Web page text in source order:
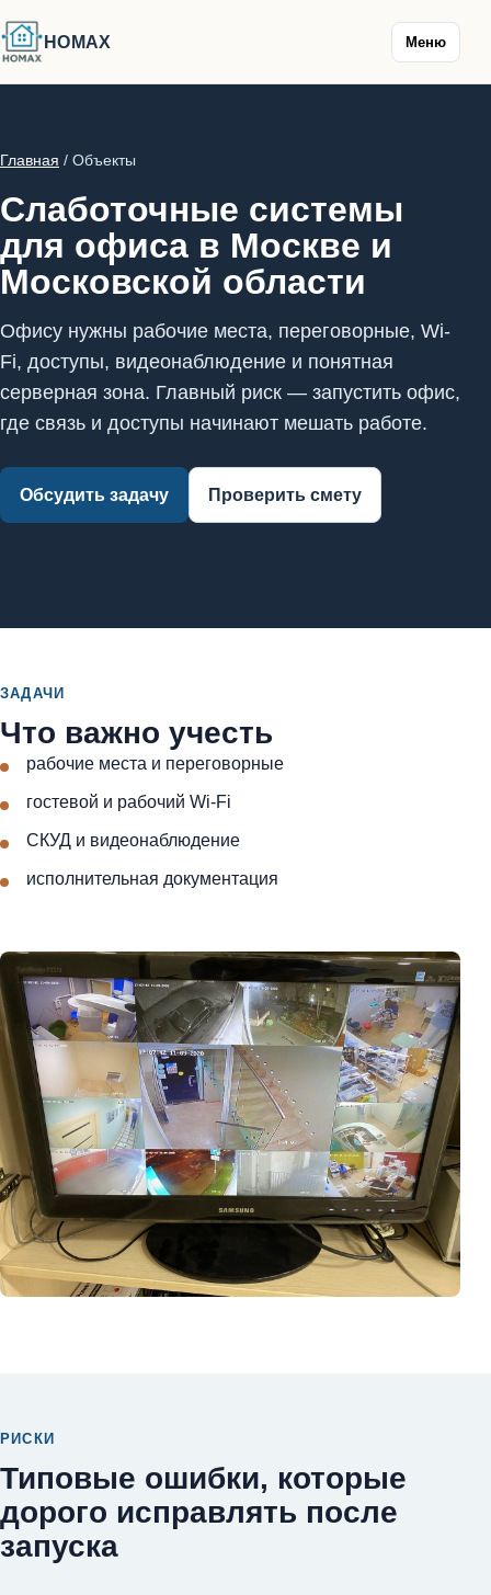
HOMAX Меню
Главная / Объекты
Слаботочные системы
для офиса в Москве и
Московской области
Офису нужны рабочие места, переговорные, Wi-
Fi, доступы, видеонаблюдение и понятная
серверная зона. Главный риск — запустить офис,
где связь и доступы начинают мешать работе.
Обсудить задачу Проверить смету
ЗАДАЧИ
Что важно учесть
рабочие места и переговорные
гостевой и рабочий Wi-Fi
СКУД и видеонаблюдение
исполнительная документация
РИСКИ
Типовые ошибки, которые
дорого исправлять после
запуска